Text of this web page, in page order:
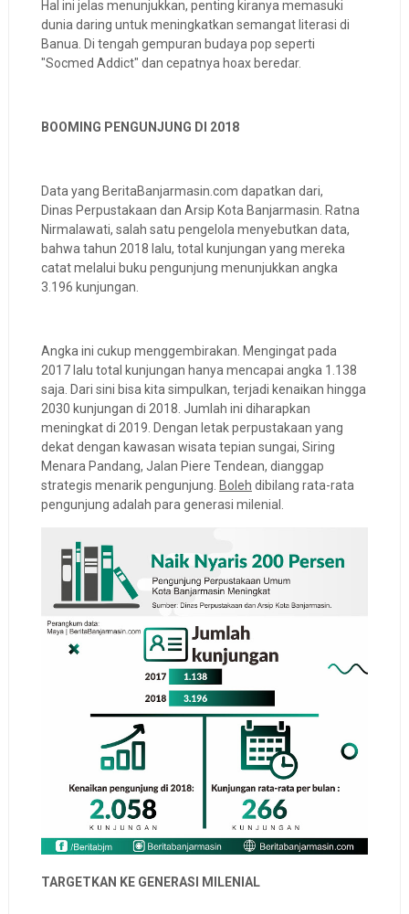
Hal ini jelas menunjukkan, penting kiranya memasuki
dunia daring untuk meningkatkan semangat literasi di
Banua. Di tengah gempuran budaya pop seperti
"Socmed Addict" dan cepatnya hoax beredar.
BOOMING PENGUNJUNG DI 2018
Data yang BeritaBanjarmasin.com dapatkan dari,
Dinas Perpustakaan dan Arsip Kota Banjarmasin. Ratna
Nirmalawati, salah satu pengelola menyebutkan data,
bahwa tahun 2018 lalu, total kunjungan yang mereka
catat melalui buku pengunjung menunjukkan angka
3.196 kunjungan.
Angka ini cukup menggembirakan. Mengingat pada
2017 lalu total kunjungan hanya mencapai angka 1.138
saja. Dari sini bisa kita simpulkan, terjadi kenaikan hingga
2030 kunjungan di 2018. Jumlah ini diharapkan
meningkat di 2019. Dengan letak perpustakaan yang
dekat dengan kawasan wisata tepian sungai, Siring
Menara Pandang, Jalan Piere Tendean, dianggap
strategis menarik pengunjung. Boleh dibilang rata-rata
pengunjung adalah para generasi milenial.
TARGETKAN KE GENERASI MILENIAL